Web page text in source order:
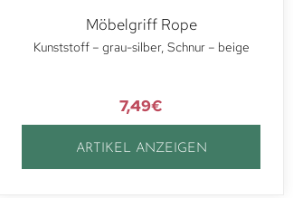
Möbelgriff Rope
Kunststoff – grau-silber, Schnur – beige
7,49€
ARTIKEL ANZEIGEN